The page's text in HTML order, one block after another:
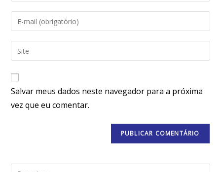
Salvar meus dados neste navegador para a próxima
vez que eu comentar.